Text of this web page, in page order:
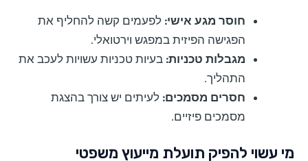
חוסר מגע אישי: לפעמים קשה להחליף את
הפגישה הפיזית במפגש וירטואלי.
מגבלות טכניות: בעיות טכניות עשויות לעכב את
התהליך.
חסרים מסמכים: לעיתים יש צורך בהצגת
מסמכים פיזיים.
מי עשוי להפיק תועלת מייעוץ משפטי